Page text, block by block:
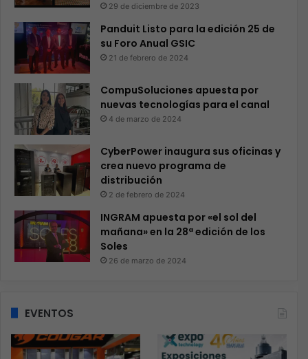
29 de diciembre de 2023
Panduit Listo para la edición 25 de
su Foro Anual GSIC
21 de febrero de 2024
CompuSoluciones apuesta por
nuevas tecnologías para el canal
4 de marzo de 2024
CyberPower inaugura sus oficinas y
crea nuevo programa de
distribución
2 de febrero de 2024
INGRAM apuesta por «el sol del
mañana» en la 28ª edición de los
Soles
26 de marzo de 2024
EVENTOS